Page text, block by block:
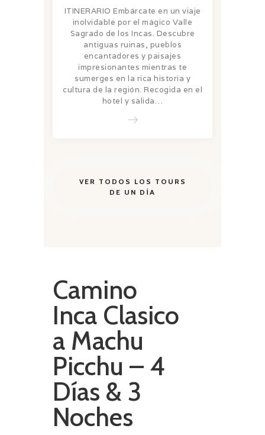
ITINERARIO Embárcate en un viaje
inolvidable por el mágico Valle
Sagrado de los Incas. Descubre
antiguas ruinas, pueblos
encantadores y paisajes
impresionantes mientras te
sumerges en la rica historia y
cultura de la región. Recogida en el
hotel y salida…
VER TODOS LOS TOURS
DE UN DÍA
Camino
Inca Clasico
a Machu
Picchu – 4
Días & 3
Noches